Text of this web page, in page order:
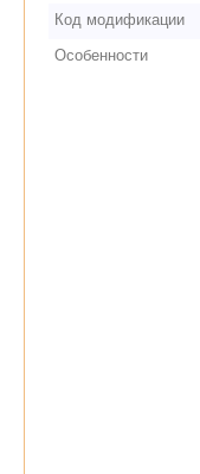
Код модификации
Особенности